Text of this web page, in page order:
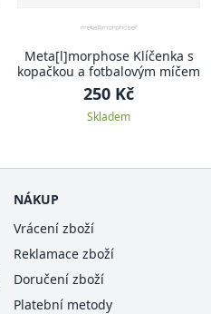
Meta[l]morphose Klíčenka s
kopačkou a fotbalovým míčem
250 Kč
Skladem
NÁKUP
Vrácení zboží
Reklamace zboží
Doručení zboží
Platební metody